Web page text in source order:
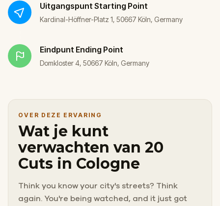
Uitgangspunt Starting Point
Kardinal-Höffner-Platz 1, 50667 Köln, Germany
Eindpunt Ending Point
Domkloster 4, 50667 Köln, Germany
OVER DEZE ERVARING
Wat je kunt
verwachten van 20
Cuts in Cologne
Think you know your city's streets? Think
again. You're being watched, and it just got